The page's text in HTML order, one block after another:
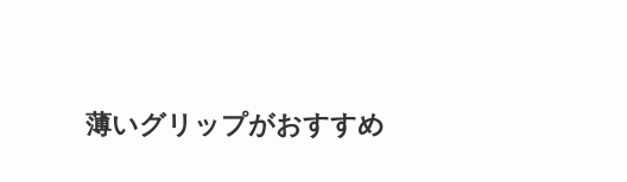
薄いグリップがおすすめ